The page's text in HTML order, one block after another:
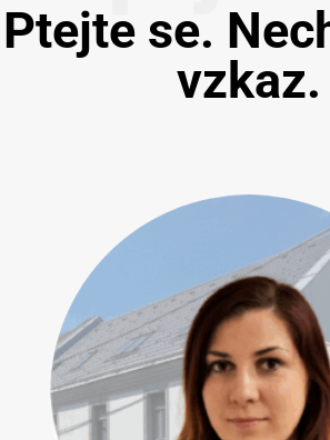
Ptejte se.
vzkaz.